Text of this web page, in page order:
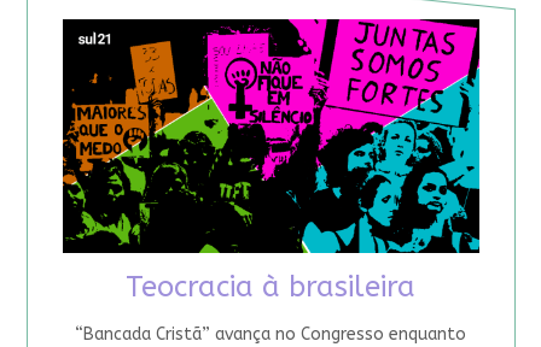
Teocracia à brasileira
“Bancada Cristã” avança no Congresso enquanto